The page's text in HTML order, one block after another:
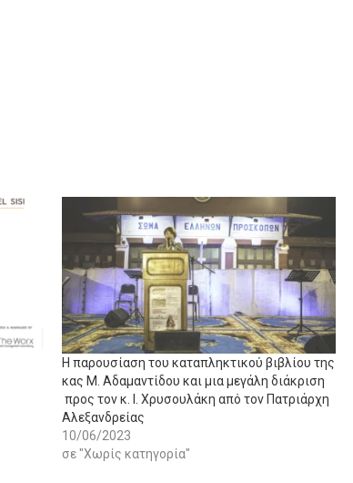
Η παρουσίαση του καταπληκτικού βιβλίου της
κας M. Αδαμαντίδου και μια μεγάλη διάκριση
προς τον κ. Ι. Χρυσουλάκη από τον Πατριάρχη
Αλεξανδρείας
10/06/2023
σε "Χωρίς κατηγορία"